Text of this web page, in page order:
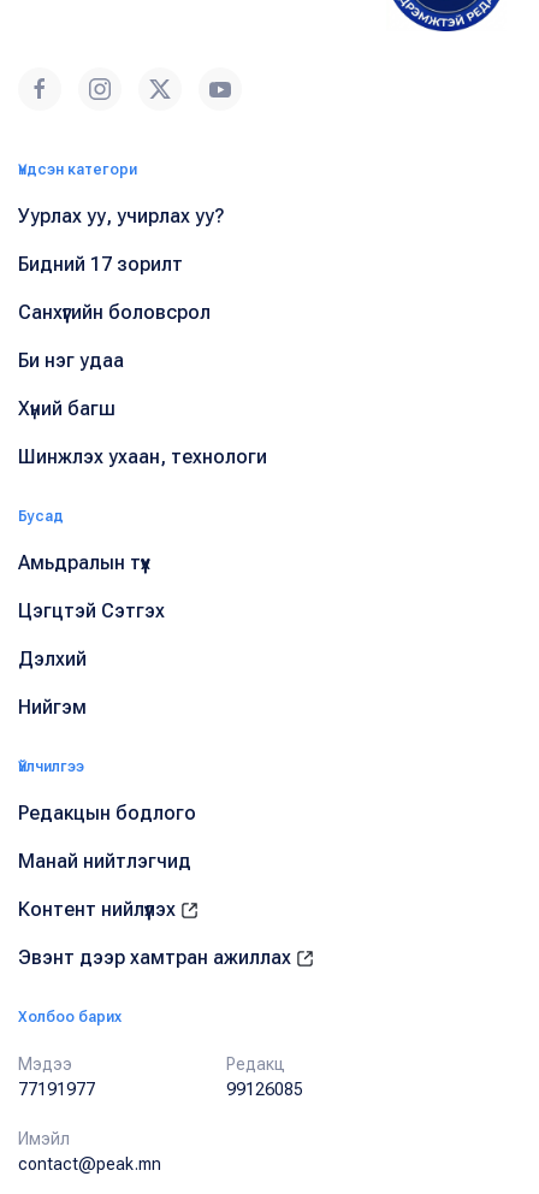
Үндсэн категори
Уурлах уу, учирлах уу?
Бидний 17 зорилт
Санхүүгийн боловсрол
Би нэг удаа
Хүний багш
Шинжлэх ухаан, технологи
Бусад
Амьдралын түүх
Цэгцтэй Сэтгэх
Дэлхий
Нийгэм
Үйлчилгээ
Редакцын бодлого
Манай нийтлэгчид
Контент нийлүүлэх
Эвэнт дээр хамтран ажиллах
Холбоо барих
Мэдээ
77191977
Редакц
99126085
Имэйл
contact@peak.mn